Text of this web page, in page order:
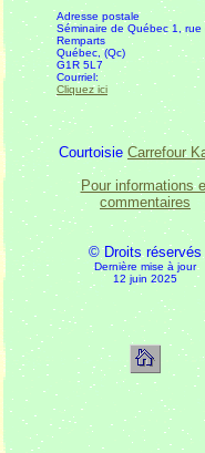
Adresse postale
Séminaire de Québec 1, rue
Remparts
Québec, (Qc)
G1R 5L7
Courriel:
Cliquez ici
Courtoisie Carrefour
Pour informations
commentaires
© Droits réservés
Dernière mise à jour
12 juin 2025